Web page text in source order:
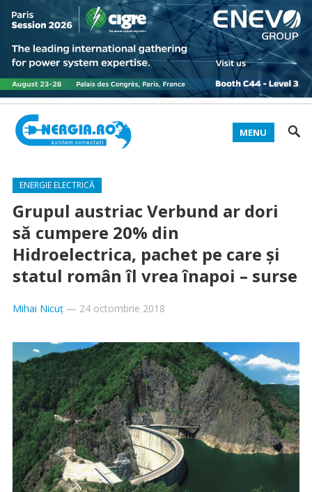
MENU
ENERGIE ELECTRICĂ
Grupul austriac Verbund ar dori
să cumpere 20% din
Hidroelectrica, pachet pe care şi
statul român îl vrea înapoi – surse
Mihai Nicuț— 24 octombrie 2018